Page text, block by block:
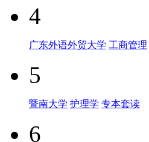
4
广东外语外贸大学 工商管理
5
暨南大学 护理学 专本套读
6